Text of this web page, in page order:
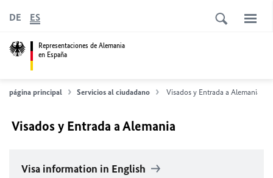
Representaciones de Alemania
en España
DE ES
página principal Servicios al ciudadano Visados y Entrada a Alemania
Visados y Entrada a Alemania
Visa information in English